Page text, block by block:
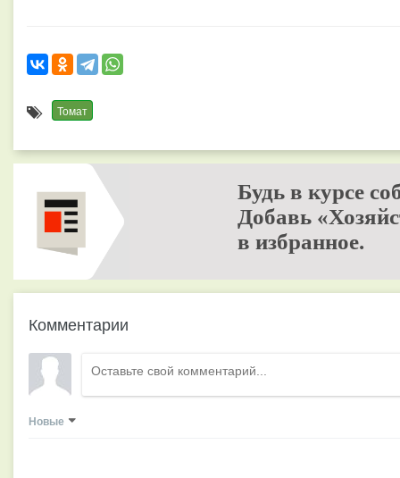
Томат
Будь в курсе
Добавь
в избранное.
Комментарии
Новые